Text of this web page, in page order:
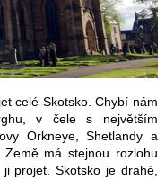
celé Skotsko. Chybí nám
v čele s největším
Orkneye, Shetlandy a
má stejnou rozlohu
projet. Skotsko je drahé,